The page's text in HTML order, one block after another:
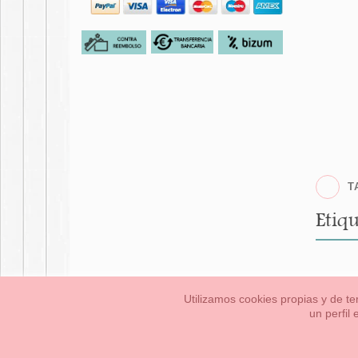
Pequeños/
Condiciones generales de
Utilizamos cookies propias y de
un perfil